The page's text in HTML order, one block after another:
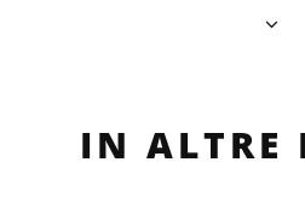
IN ALTRE